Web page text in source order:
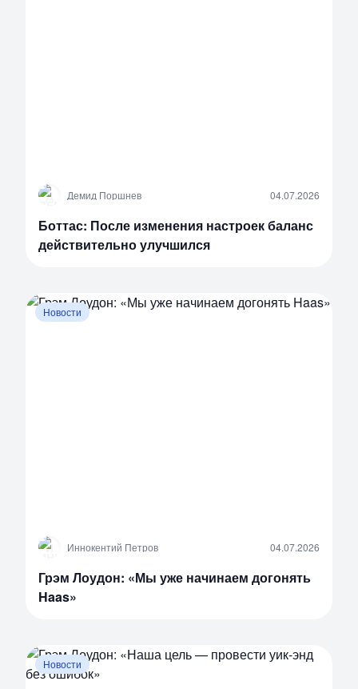
Д Демид Поршнев 04.07.2026
Боттас: После изменения настроек баланс
действительно улучшился
Новости
И Иннокентий Петров 04.07.2026
Грэм Лоудон: «Мы уже начинаем догонять
Haas»
Новости